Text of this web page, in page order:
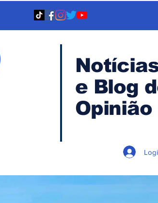
e Blog
Opinião